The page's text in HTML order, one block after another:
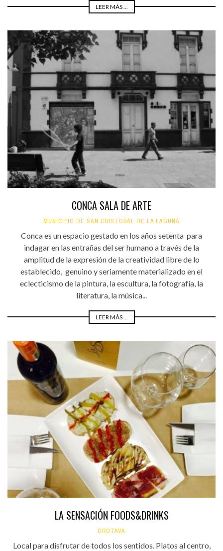
LEER MÁS ...
CONCA SALA DE ARTE
MUNICIPIO DE SAN CRISTÓBAL DE LA LAGUNA
Conca es un espacio gestado en los años setenta para
indagar en las entrañas del ser humano a través de la
amplitud de la expresión de la creatividad libre de lo
establecido, genuino y seriamente materializado en el
eclecticismo de la pintura, la escultura, la fotografía, la
literatura, la música...
LEER MÁS ...
LA SENSACIÓN FOODS&DRINKS
OROTAVA
Local para disfrutar de todos los sentidos. Platos al centro,